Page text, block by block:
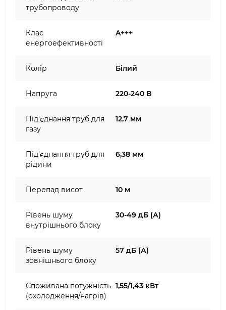
трубопроводу
Клас
енергоефективності
A+++
Колір Білий
Напруга 220-240 В
Під'єднання труб для
газу
12,7 мм
Під'єднання труб для
рідини
6,38 мм
Перепад висот 10 м
Рівень шуму
внутрішнього блоку
30-49 дБ (А)
Рівень шуму
зовнішнього блоку
57 дБ (А)
Споживана потужність
(охолодження/нагрів)
1,55/1,43 кВт